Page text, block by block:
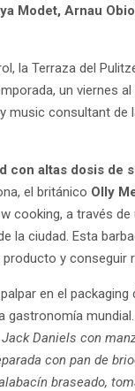
Modet, Arnau
la Terraza del
un viernes
consultant de
con altas dosis de
el británico Olly
cooking, a través
la ciudad. Esta
y
en el
gastronomía
Daniels con
con pan de
braseado,